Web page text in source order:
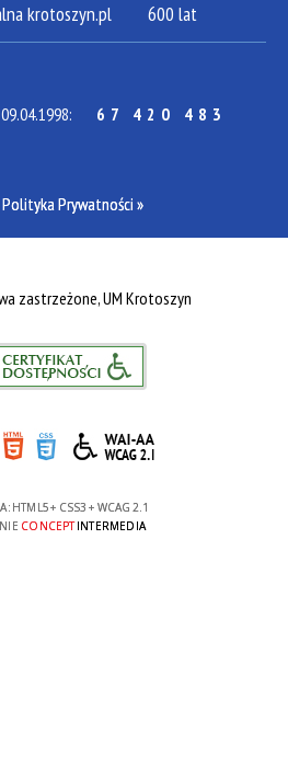
krotoszyn.pl 600 lat
67 420 483
Polityka Prywatności »
zastrzeżone, UM Krotoszyn
HTML5+ CSS3 + WCAG 2.1
CONCEPTINTERMEDIA